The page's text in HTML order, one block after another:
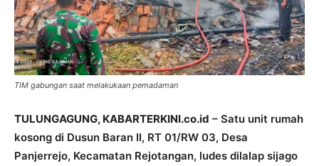
TIM gabungan saat melakukaan pemadaman
TULUNGAGUNG, KABARTERKINI.co.id – Satu unit rumah
kosong di Dusun Baran II, RT 01/RW 03, Desa
Panjerrejo, Kecamatan Rejotangan, ludes dilalap sijago